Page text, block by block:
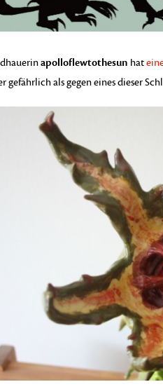
apolloflewtothesun hat
gefährlich als gegen eines dieser